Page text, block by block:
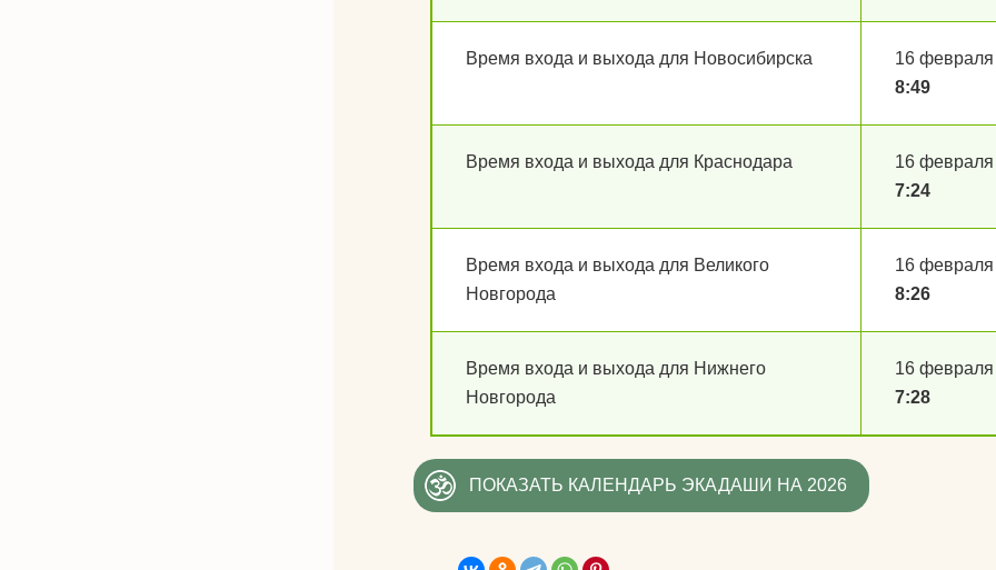
Время входа и выхода для Новосибирска
16 февраля
8:49
Время входа и выхода для Краснодара
16 февраля
7:24
Время входа и выхода для Великого
Новгорода
16 февраля
8:26
Время входа и выхода для Нижнего
Новгорода
16 февраля
7:28
ПОКАЗАТЬ КАЛЕНДАРЬ ЭКАДАШИ НА 2026